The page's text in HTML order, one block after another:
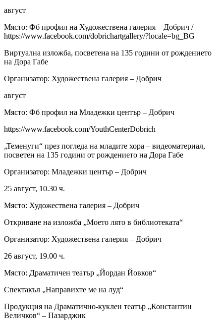
август
Място: Фб профил на Художествена галерия – Добрич /
https://www.facebook.com/dobrichartgallery/?locale=bg_BG
Виртуална изложба, посветена на 135 години от рождението
на Дора Габе
Организатор: Художествена галерия – Добрич
август
Място: Фб профил на Младежки център – Добрич
https://www.facebook.com/YouthCenterDobrich
„Теменуги“ през погледа на младите хора – видеоматериал,
посветен на 135 години от рождението на Дора Габе
Организатор: Младежки център – Добрич
25 август, 10.30 ч.
Място: Художествена галерия – Добрич
Откриване на изложба „Моето лято в библиотеката“
Организатор: Художествена галерия – Добрич
26 август, 19.00 ч.
Място: Драматичен театър „Йордан Йовков“
Спектакъл „Направихте ме на луд“
Продукция на Драматично-куклен театър „Константин
Величков“ – Пазарджик